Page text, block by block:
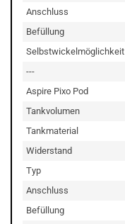
Anschluss
Befüllung
Selbstwickelmöglichkeit
---
Aspire Pixo Pod
Tankvolumen
Tankmaterial
Widerstand
Typ
Anschluss
Befüllung